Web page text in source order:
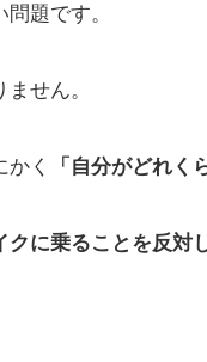
題です。
せん。
く 「自分がどれく
クに乗ることを反対